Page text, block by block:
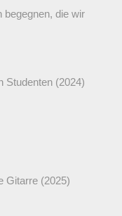
die wir
Studenten (2024)
Gitarre (2025)